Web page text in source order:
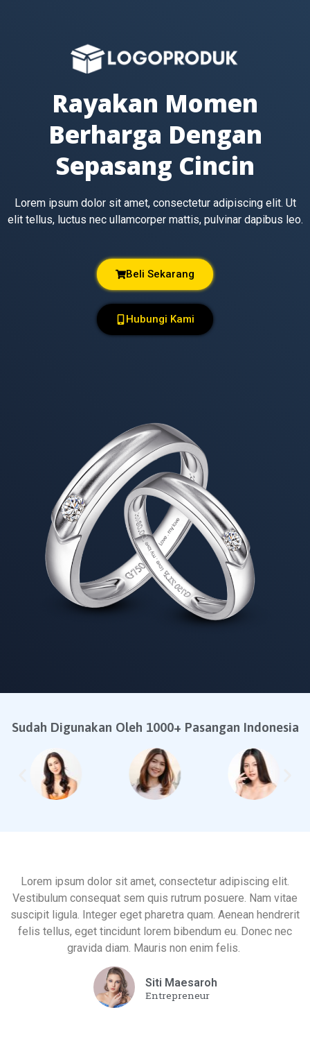
Rayakan Momen
Berharga Dengan
Sepasang Cincin
Lorem ipsum dolor sit amet, consectetur adipiscing elit. Ut
elit tellus, luctus nec ullamcorper mattis, pulvinar dapibus leo.
Beli Sekarang
Hubungi Kami
Sudah Digunakan Oleh 1000+ Pasangan Indonesia
Lorem ipsum dolor sit amet, consectetur adipiscing elit.
Vestibulum consequat sem quis rutrum posuere. Nam vitae
suscipit ligula. Integer eget pharetra quam. Aenean hendrerit
felis tellus, eget tincidunt lorem bibendum eu. Donec nec
gravida diam. Mauris non enim felis.
Siti Maesaroh
Entrepreneur